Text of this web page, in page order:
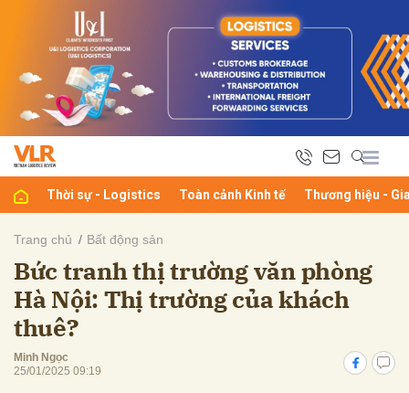
Thời sự - Logistics Toàn cảnh Kinh tế Thương hiệu -
Trang chủ Bất động sản
Bức tranh thị trường văn phòng
Hà Nội: Thị trường của khách
thuê?
Minh Ngọc
25/01/2025 09:19
luận
Hủy